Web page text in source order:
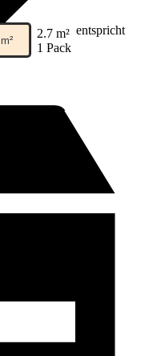
m² 2.7 m² entspricht
1 Pack